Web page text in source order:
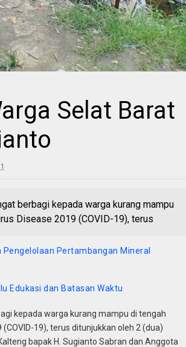
Selat Barat
berbagi kepada warga kurang mampu
Disease 2019 (COVID-19), terus
Pengelolaan Pertambangan Mineral
Edukasi dan Batasan Waktu
kepada warga kurang mampu di tengah
19), terus ditunjukkan oleh 2 (dua)
bapak H. Sugianto Sabran dan Anggota